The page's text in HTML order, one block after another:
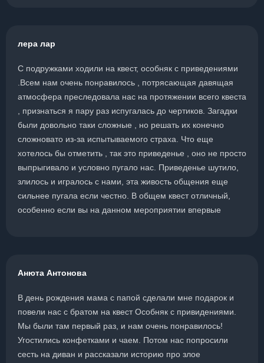
лера лар
С подружками ходили на квест, особняк с приведениями
.Всем нам очень понравилось , потрясающая давящая
атмосфера преследовала нас на протяжении всего квеста
, признаться я пару раз испугалась до чертиков. Загадки
были довольно таки сложные , но решать их конечно
сложновато из-за испытываемого страха. Что еще
хотелось бы отметить , так это приведенье , оно не просто
выпрыгивало и условно пугало нас. Приведенье шутило,
злилось и игралось с нами, эта живость общения еще
сильнее пугала если честно. В общем квест отличный,
особенно если вы на данном мероприятии впервые
Анюта Антонова
В день рождения мама с папой сделали мне подарок и
повели нас с братом на квест Особняк с привидениями.
Мы были там первый раз, и нам очень понравилось!
Угостились конфетками и чаем. Потом нас попросили
сесть на диван и рассказали историю про злое